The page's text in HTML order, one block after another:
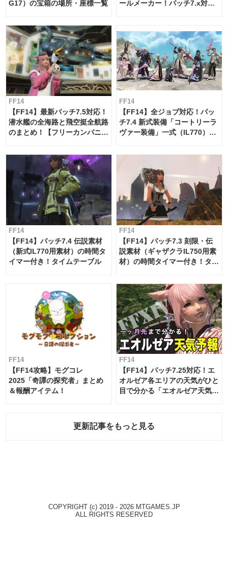
G17）の宝箱の場所・座標一覧
ールメーカー！パッチ7.x対応
FF14
【FF14】最新パッチ7.5対応！
潜水艦の全海路と飛空挺全航路
のまとめ！【フリーカンパニ
FF14
【FF14】全ジョブ対応！パッ
チ7.4 新式装備「コートリーラ
ヴァー装備」一式（IL770）の
FF14
【FF14】パッチ7.4 伝説素材
（新式IL770用素材）の時間タ
イマー付き！タイムテーブル
FF14
【FF14】パッチ7.3 刻限・伝
説素材（ギャザクラIL750用素
材）の時間タイマー付き！タイ
FF14
【FF14攻略】モグコレ
2025「奇譚の探究者」まとめ
＆報酬アイテム！
FF14
【FF14】パッチ7.25対応！エ
オルゼア各エリアの天気がひと
目で分かる「エオルゼア天気予
更新記事をもっと見る
COPYRIGHT (c) 2019 - 2026 MTGAMES.JP
ALL RIGHTS RESERVED